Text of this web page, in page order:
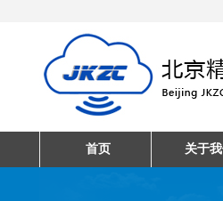
首页 关于